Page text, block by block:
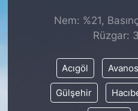
Nem: %21,
Rüzgar:
Acıgöl Avanos
Gülşehir
KONGRE HABERLERİ
KONGRE TAKVİMİ
RÖPORTAJLAR